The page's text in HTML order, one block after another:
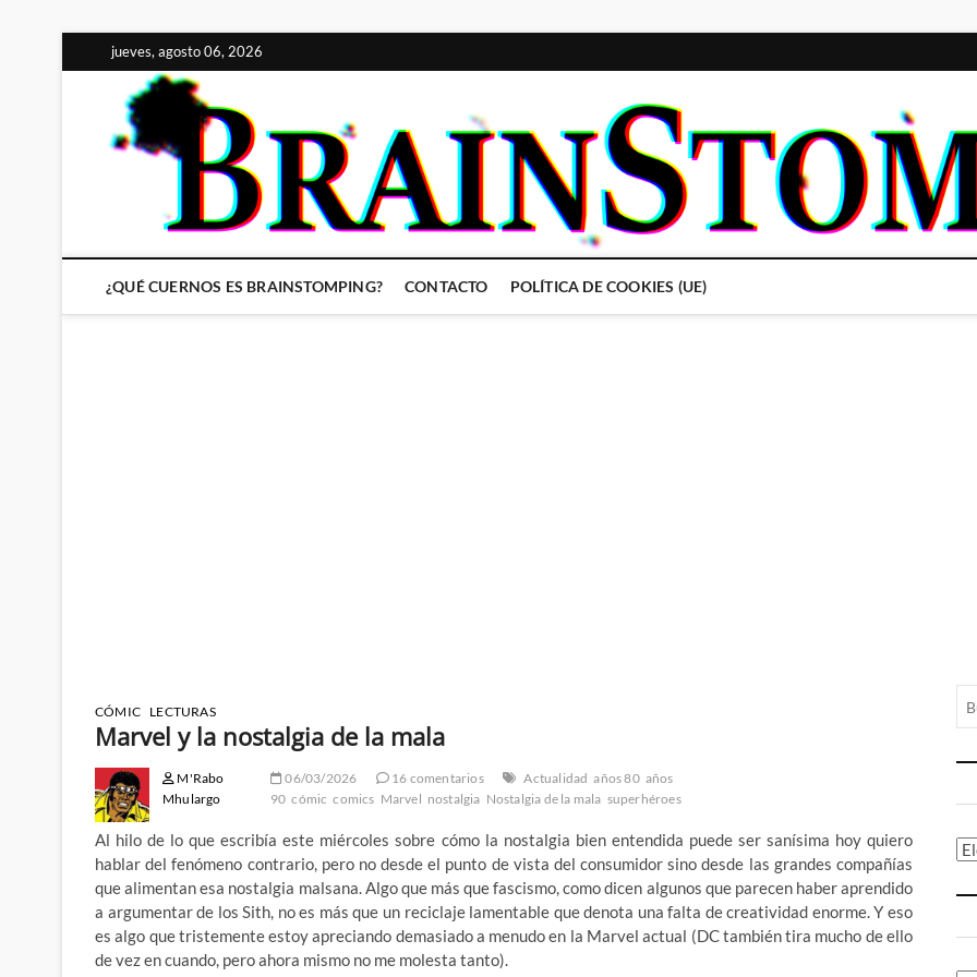
al
contenido
jueves, agosto 06, 2026
¿QUÉ CUERNOS ES BRAINSTOMPING? CONTACTO POLÍTICA DE COOKIES (UE)
CÓMIC LECTURAS
Marvel y la nostalgia de la mala
M'Rabo
Mhulargo
06/03/2026 16 comentarios Actualidad años 80 años
90 cómic comics Marvel nostalgia Nostalgia de la mala superhéroes
Al hilo de lo que escribía este miércoles sobre cómo la nostalgia bien entendida puede ser sanísima hoy quiero
hablar del fenómeno contrario, pero no desde el punto de vista del consumidor sino desde las grandes compañías
que alimentan esa nostalgia malsana. Algo que más que fascismo, como dicen algunos que parecen haber aprendido
a argumentar de los Sith, no es más que un reciclaje lamentable que denota una falta de creatividad enorme. Y eso
es algo que tristemente estoy apreciando demasiado a menudo en la Marvel actual (DC también tira mucho de ello
de vez en cuando, pero ahora mismo no me molesta tanto).